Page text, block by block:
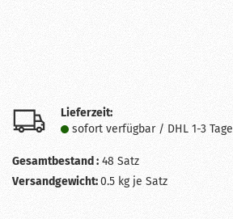
Lieferzeit:
sofort verfügbar / DHL 1-3 Tage
Gesamtbestand : 48 Satz
Versandgewicht:0.5 kg je Satz